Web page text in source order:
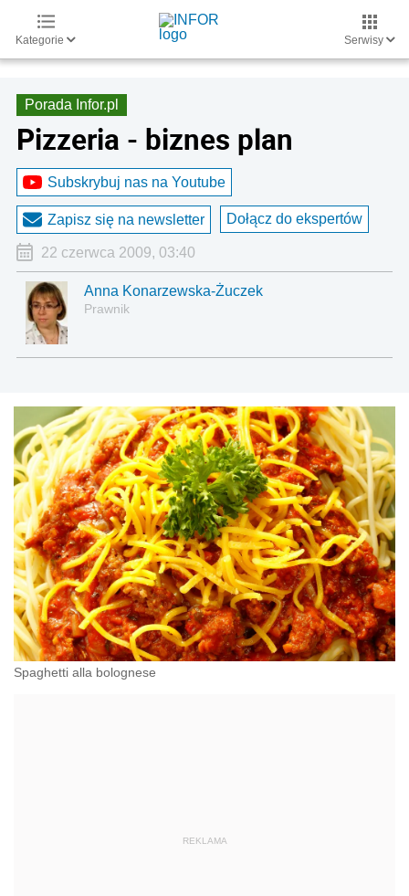
Kategorie Serwisy
Porada Infor.pl
Pizzeria - biznes plan
Subskrybuj nas na Youtube
Zapisz się na newsletter Dołącz do ekspertów
22 czerwca 2009, 03:40
Anna Konarzewska-Żuczek
Prawnik
Spaghetti alla bolognese